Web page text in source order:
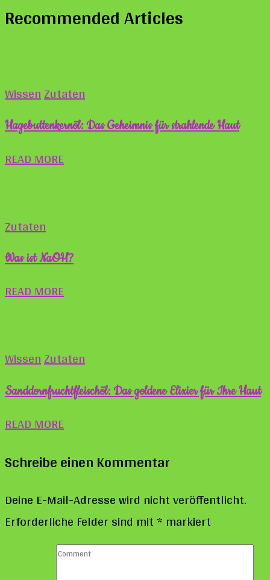
Recommended Articles
WissenZutaten
Hagebuttenkernöl: Das Geheimnis für strahlende Haut
READ MORE
Zutaten
Was ist NaOH?
READ MORE
WissenZutaten
Sanddornfruchtfleischöl: Das goldene Elixier für Ihre Haut
READ MORE
Schreibe einen Kommentar
Deine E-Mail-Adresse wird nicht veröffentlicht.
Erforderliche Felder sind mit* markiert